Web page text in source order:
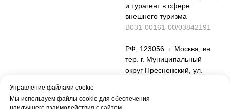
Управление файлами cookie
Мы используем файлы cookie для обеспечения
и турагент в сфере
внешнего туризма
В031-00161-00/03842191
РФ, 123056. г. Москва, вн.
тер. г. Муниципальный
округ Пресненский, ул.